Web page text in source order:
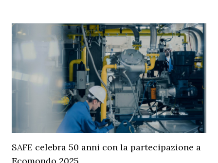
SAFE celebra 50 anni con la partecipazione a